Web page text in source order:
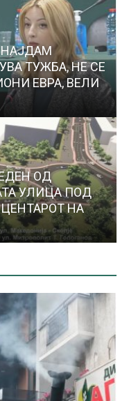
ТУЖБА, НЕ СЕ
ЕВРА, ВЕЛИ
ОД
УЛИЦА ПОД
НА